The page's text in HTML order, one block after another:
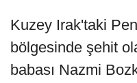
Kuzey Irak'taki
bölgesinde şehit
babası Nazmi